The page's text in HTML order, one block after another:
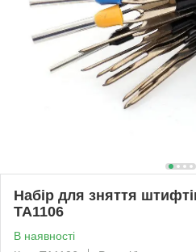
Набір для зняття
TA1106
В наявності